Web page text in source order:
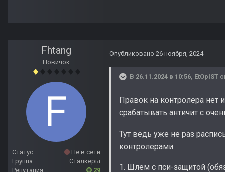
Fhtang
Новичок
Статус
Не в сети
Группа
Сталкеры
Репутация
29
Опубликовано 26 ноября, 2024
В 26.11.2024 в 10:56, EtOpIST
Правок на контролера нет
срабатывать античит с
Тут ведь уже не раз
контролерами:
1. Шлем с пси-защитой